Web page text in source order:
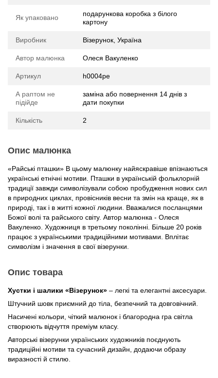
Як упаковано
подарункова коробка з білого
картону
Виробник Візерунок, Україна
Автор малюнка Олеся Вакуленко
Артикул h0004pe
А раптом не
підійде
заміна або повернення 14 днів з
дати покупки
Кількість 2
Опис малюнка
«Райські пташки» В цьому малюнку найяскравіше впізнаються
українські етнічні мотиви. Пташки в українській фольклорній
традиції завжди символізували собою пробудження нових сил
в природних циклах, провісників весни та змін на краще, як в
природі, так і в житті кожної людини. Вважалися посланцями
Божої волі та райського світу. Автор малюнка - Олеся
Вакуленко. Художниця в третьому поколінні. Більше 20 років
працює з українськими традиційними мотивами. Вплітає
символізм і значення в свої візерунки.
Опис товара
Хустки і шалики «Візерунок» – легкі та елегантні аксесуари.
Штучний шовк приємний до тіла, безпечний та довговічний.
Насичені кольори, чіткий малюнок і благородна гра світла
створюють відчуття преміум класу.
Авторські візерунки українських художників поєднують
традиційні мотиви та сучасний дизайн, додаючи образу
виразності й стилю.